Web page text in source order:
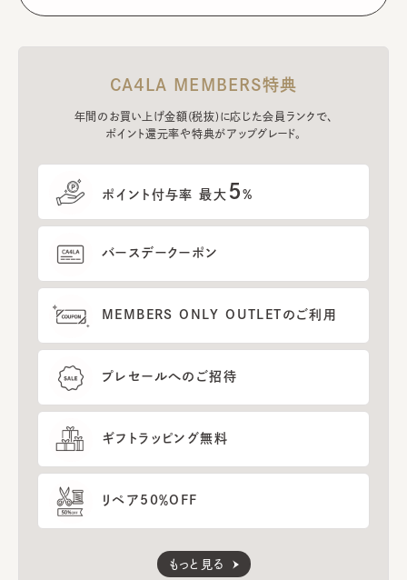
CA4LA MEMBERS特典
年間のお買い上げ金額(税抜)に応じた会員ランクで、
ポイント還元率や特典がアップグレード。
ポイント付与率 最大 5%
バースデークーポン
MEMBERS ONLY OUTLETのご利用
プレセールへのご招待
ギフトラッピング無料
リペア50％OFF
もっと見る